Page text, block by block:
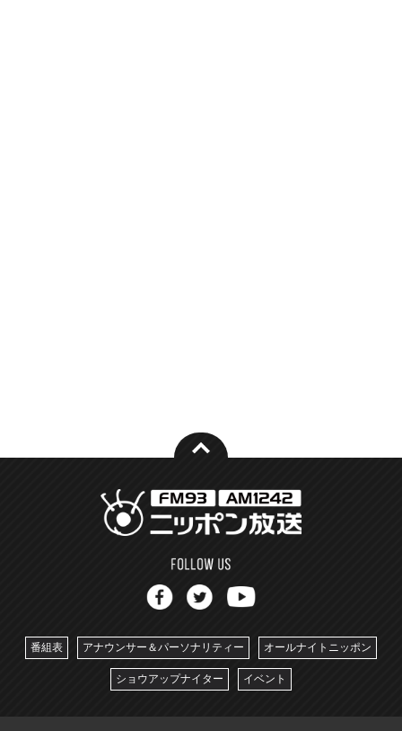
番組表 アナウンサー＆パーソナリティー オールナイトニッポン
ショウアップナイター イベント